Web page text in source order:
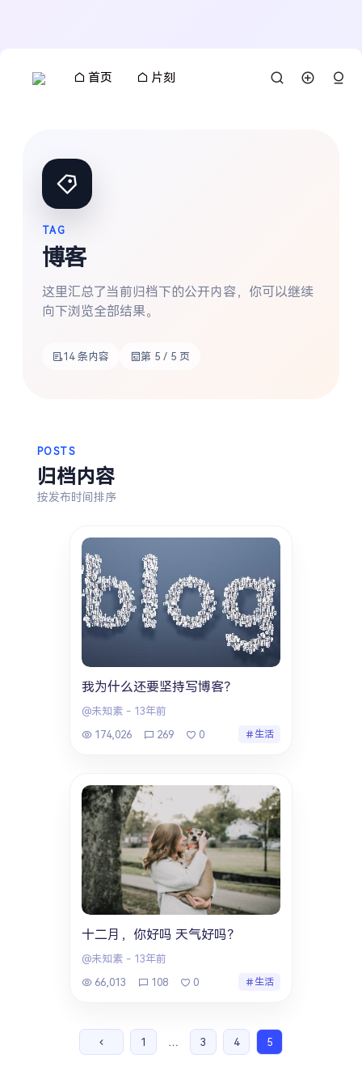
首页 片刻
生活
摄影
TAG
博客
这里汇总了当前归档下的公开内容，你可以继续
向下浏览全部结果。
14 条内容 第 5 / 5 页
POSTS
归档内容
按发布时间排序
我为什么还要坚持写博客？
@未知素 - 13年前
174,026
269 0 生活
十二月，你好吗 天气好吗？
@未知素 - 13年前
66,013
108 0 生活
1 … 3 4 5